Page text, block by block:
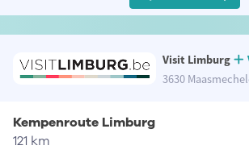
Visit Limburg
3630
Kempenroute Limburg
121 km